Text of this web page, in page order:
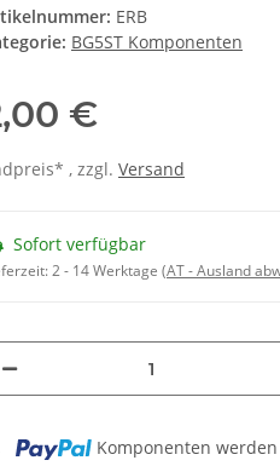
ERB
BG5ST Komponenten
€
, zzgl. Versand
Sofort verfügbar
2 - 14 Werktage (AT - Ausland
Komponenten